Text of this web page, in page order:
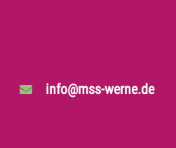
info@mss-werne.de